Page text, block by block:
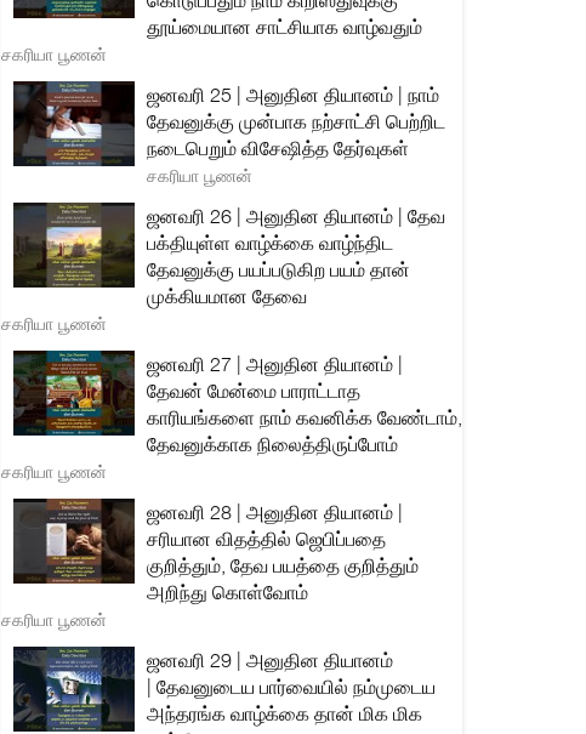
தூய்மையான சாட்சியாக வாழ்வதும்
சகரியா பூணன்
ஜனவரி 25 | அனுதின தியானம் | நாம்
தேவனுக்கு முன்பாக நற்சாட்சி பெற்றிட
நடைபெறும் விசேஷித்த தேர்வுகள்
சகரியா பூணன்
ஜனவரி 26 | அனுதின தியானம் | தேவ
பக்தியுள்ள வாழ்க்கை வாழ்ந்திட
தேவனுக்கு பயப்படுகிற பயம் தான்
முக்கியமான தேவை
சகரியா பூணன்
ஜனவரி 27 | அனுதின தியானம் |
தேவன் மேன்மை பாராட்டாத
காரியங்களை நாம் கவனிக்க வேண்டாம்,
தேவனுக்காக நிலைத்திருப்போம்
சகரியா பூணன்
ஜனவரி 28 | அனுதின தியானம் |
சரியான விதத்தில் ஜெபிப்பதை
குறித்தும், தேவ பயத்தை குறித்தும்
அறிந்து கொள்வோம்
சகரியா பூணன்
ஜனவரி 29 | அனுதின தியானம்
| தேவனுடைய பார்வையில் நம்முடைய
அந்தரங்க வாழ்க்கை தான் மிக மிக